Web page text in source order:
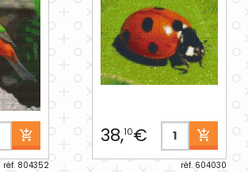
réf. 804352
38,10€
réf. 604030